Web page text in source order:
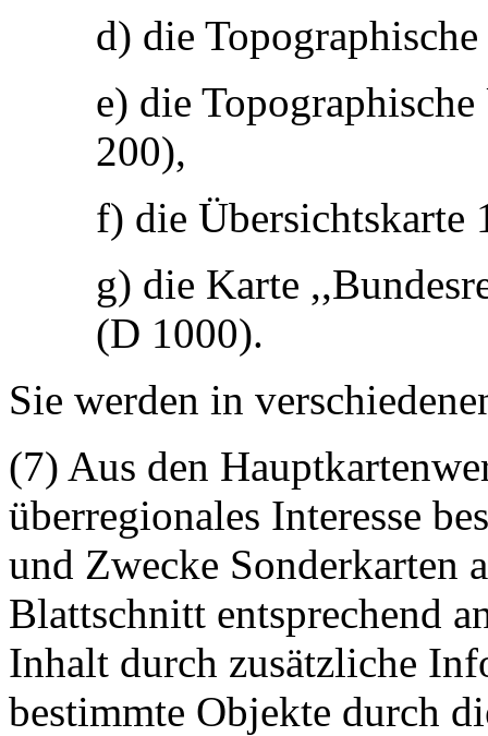
d) die
e) die
200),
f) die
g) die Karte
(D 1000).
Sie werden in
(7) Aus den
überregionales Interesse
und Zwecke Sonderkarten
Blattschnitt entsprechend
Inhalt durch zusätzliche
bestimmte Objekte durch